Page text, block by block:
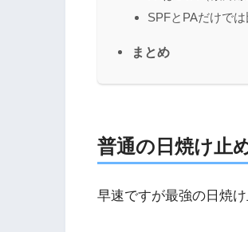
SPFとPAだけで
まとめ
普通の日焼け止
早速ですが最強の日焼